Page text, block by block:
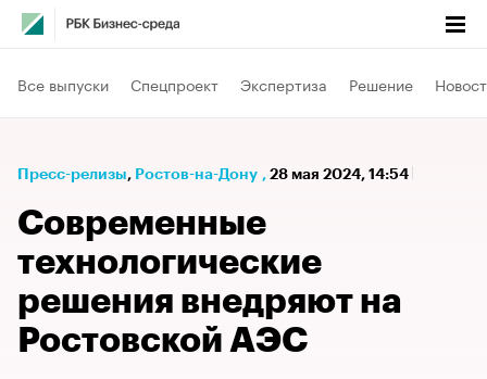
Все выпуски Спецпроект Экспертиза Решение
Пресс-релизы⁠, Ростов-на-Дону , 28 мая 2024, 14:54
Современные
технологические
решения внедряют на
Ростовской АЭС